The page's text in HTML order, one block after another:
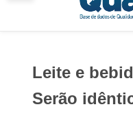
Leite e
Serão